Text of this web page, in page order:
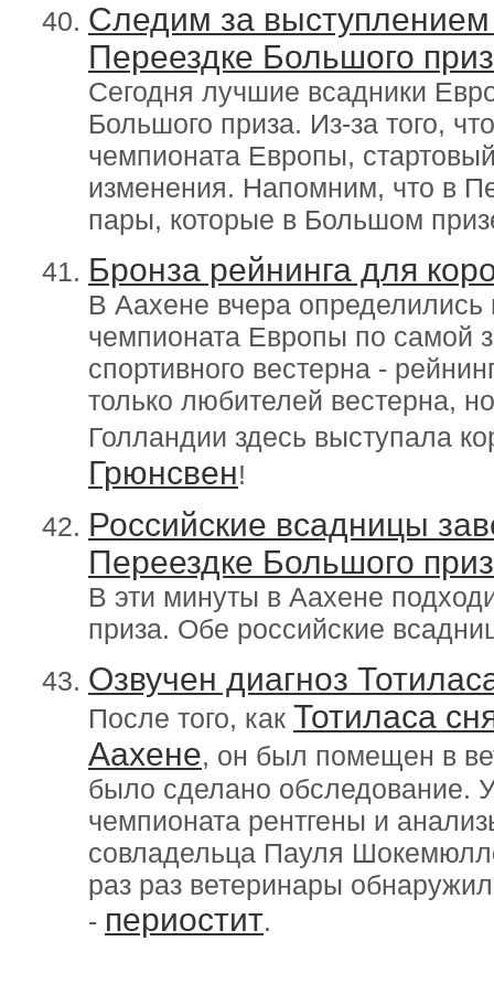
Следим за выступлением
Переездке Большого
Сегодня лучшие всадники
Большого приза. Из-за того,
чемпионата Европы,
изменения. Напомним, что в
пары, которые в Большом
Бронза рейнинга для
В Аахене вчера определились
чемпионата Европы по самой
спортивного вестерна -
только любителей вестерна,
Голландии здесь выступала
Грюнсвен!
Российские всадницы
Переездке Большого
В эти минуты в Аахене
приза. Обе российские
Озвучен диагноз
После того, как Тотиласа
Аахене, он был помещен в
было сделано обследование.
чемпионата рентгены и
совладельца Пауля
раз раз ветеринары
- периостит.